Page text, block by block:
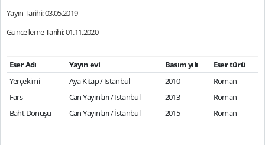
Yayın Tarihi: 03.05.2019
Güncelleme Tarihi: 01.11.2020
Eser Adı Yayın evi Basım yılı
Eser türü
Yerçekimi
Aya Kitap / İstanbul 2010
Roman
Fars
Can Yayınları / İstanbul 2013
Roman
Baht Dönüşü
Can Yayınları / İstanbul 2015 Roman